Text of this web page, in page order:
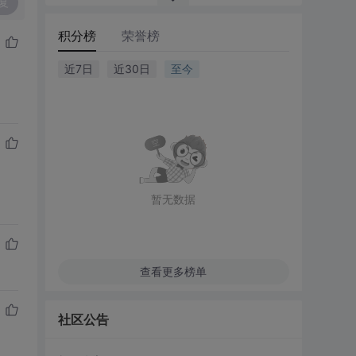
积分榜 荣誉榜
近7日 近30日 至今
暂无数据
查看更多榜单
社区公告